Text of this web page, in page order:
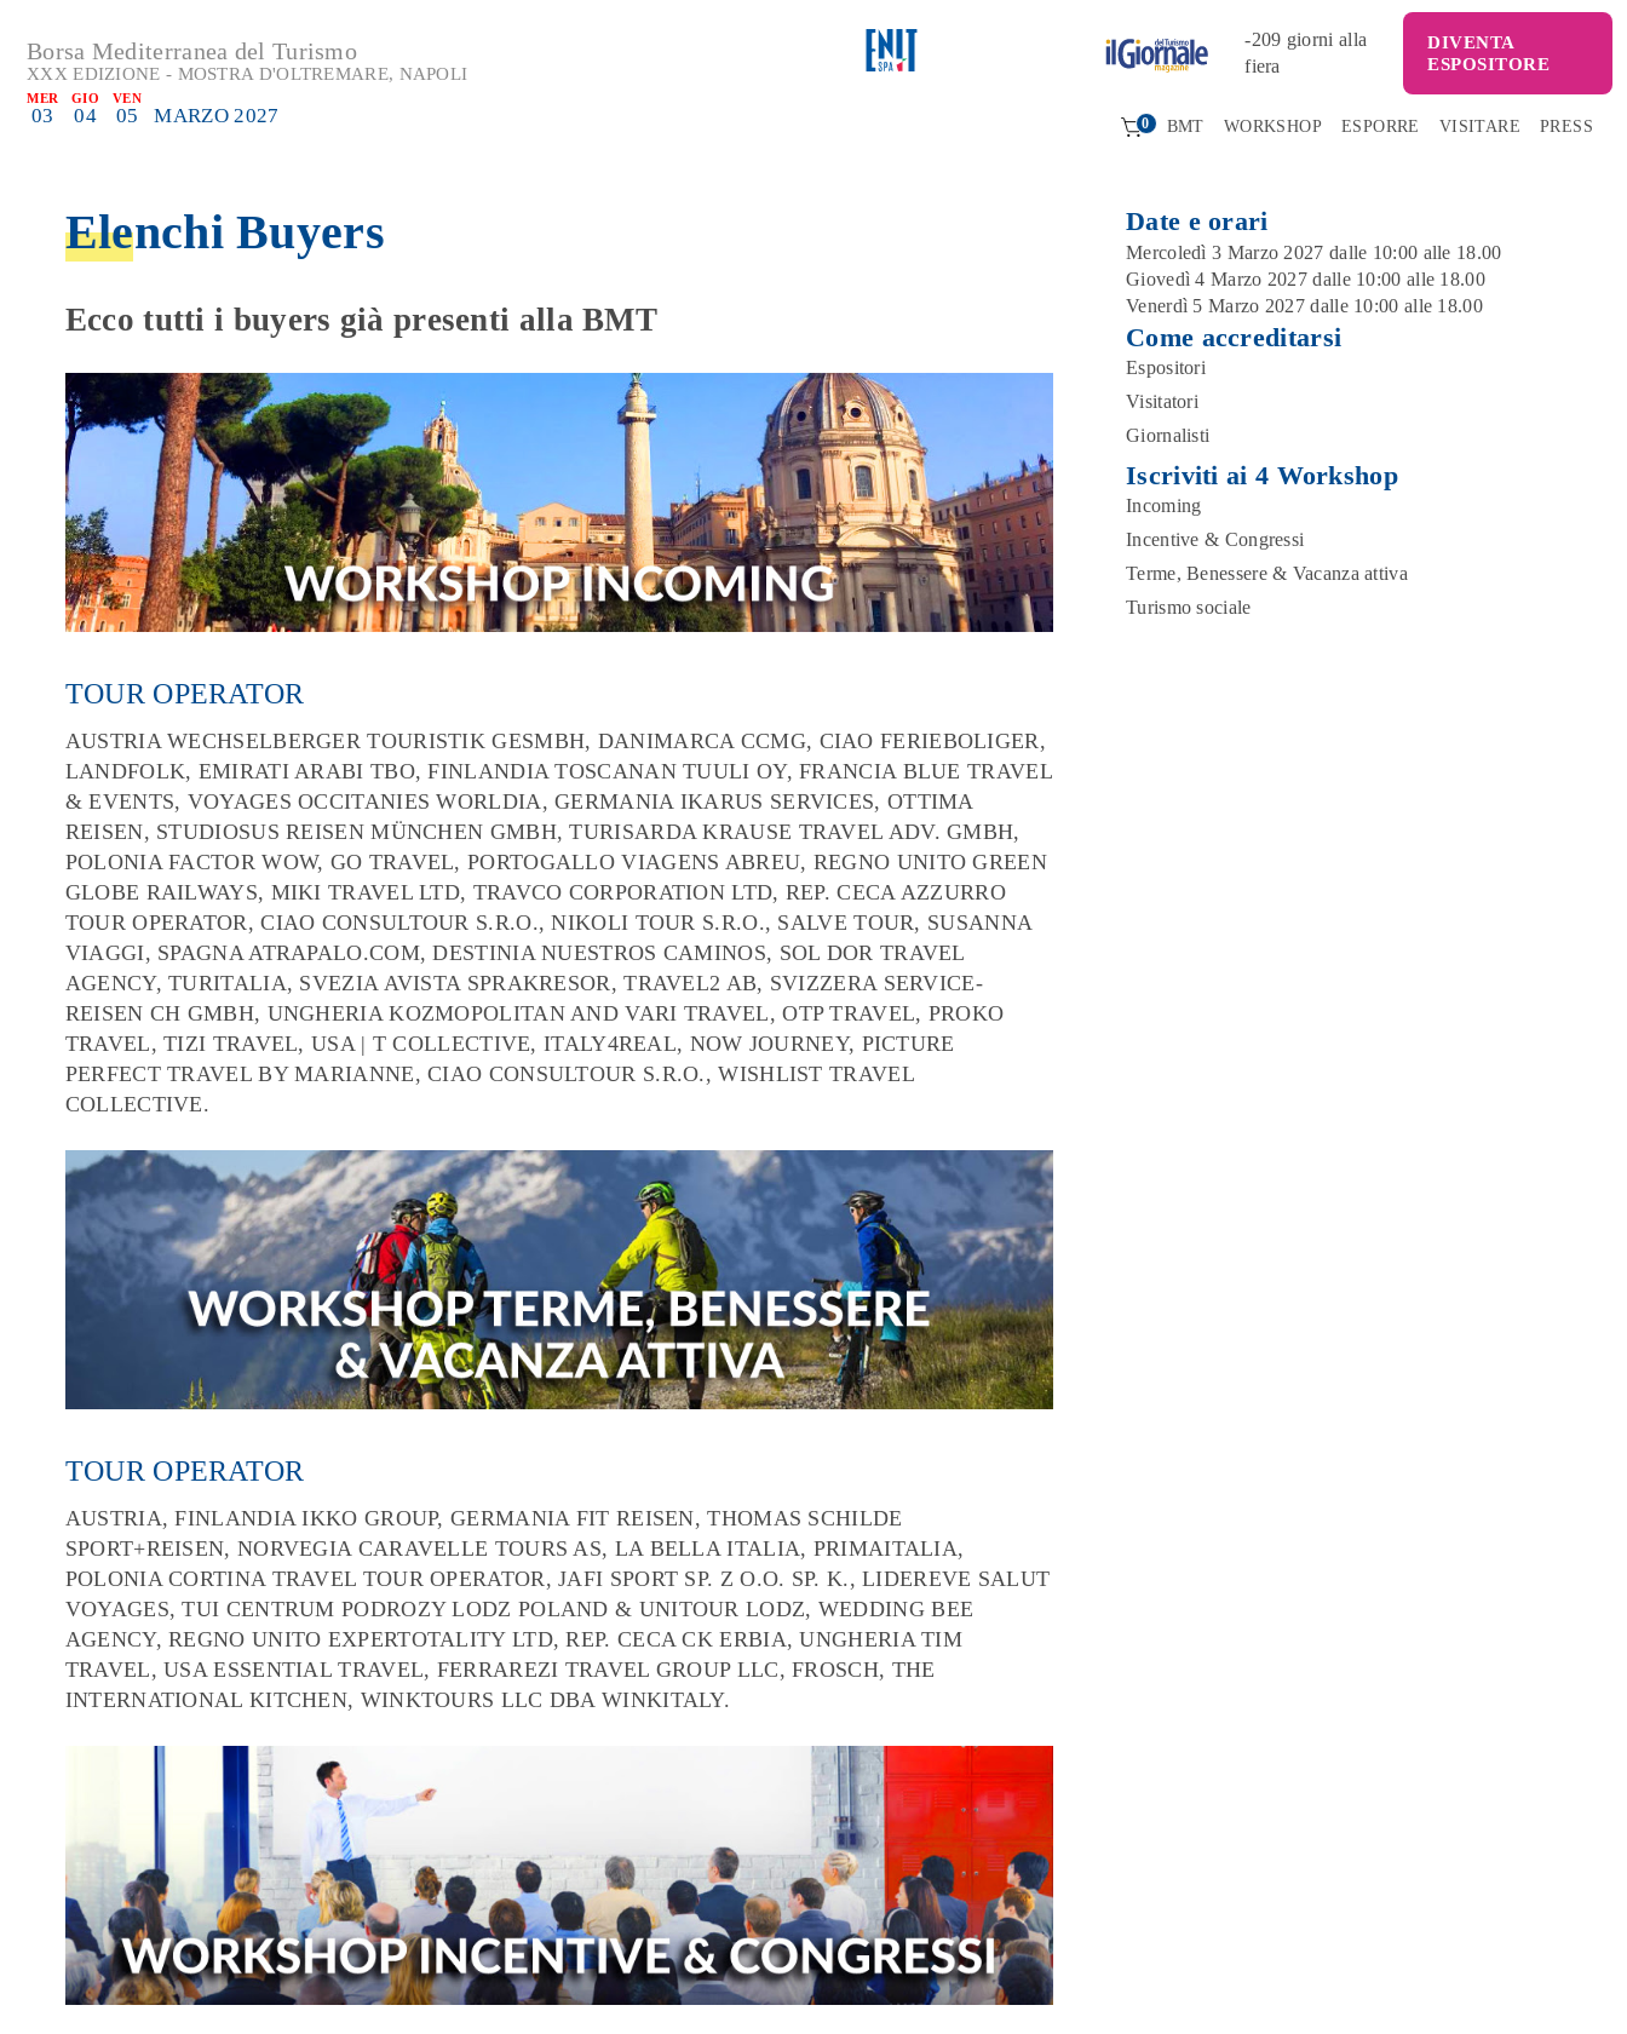
Borsa Mediterranea del Turismo
XXX EDIZIONE - MOSTRA D'OLTREMARE, NAPOLI
MER
03
GIO
04
VEN
05 MARZO 2027
-209 giorni alla
fiera
DIVENTA
ESPOSITORE
0 BMT WORKSHOP ESPORRE VISITARE PRESS
Elenchi Buyers
Ecco tutti i buyers già presenti alla BMT
TOUR OPERATOR
AUSTRIA WECHSELBERGER TOURISTIK GESMBH, DANIMARCA CCMG, CIAO FERIEBOLIGER,
LANDFOLK, EMIRATI ARABI TBO, FINLANDIA TOSCANAN TUULI OY, FRANCIA BLUE TRAVEL
& EVENTS, VOYAGES OCCITANIES WORLDIA, GERMANIA IKARUS SERVICES, OTTIMA
REISEN, STUDIOSUS REISEN MÜNCHEN GMBH, TURISARDA KRAUSE TRAVEL ADV. GMBH,
POLONIA FACTOR WOW, GO TRAVEL, PORTOGALLO VIAGENS ABREU, REGNO UNITO GREEN
GLOBE RAILWAYS, MIKI TRAVEL LTD, TRAVCO CORPORATION LTD, REP. CECA AZZURRO
TOUR OPERATOR, CIAO CONSULTOUR S.R.O., NIKOLI TOUR S.R.O., SALVE TOUR, SUSANNA
VIAGGI, SPAGNA ATRAPALO.COM, DESTINIA NUESTROS CAMINOS, SOL DOR TRAVEL
AGENCY, TURITALIA, SVEZIA AVISTA SPRAKRESOR, TRAVEL2 AB, SVIZZERA SERVICE-
REISEN CH GMBH, UNGHERIA KOZMOPOLITAN AND VARI TRAVEL, OTP TRAVEL, PROKO
TRAVEL, TIZI TRAVEL, USA | T COLLECTIVE, ITALY4REAL, NOW JOURNEY, PICTURE
PERFECT TRAVEL BY MARIANNE, CIAO CONSULTOUR S.R.O., WISHLIST TRAVEL
COLLECTIVE.
TOUR OPERATOR
AUSTRIA, FINLANDIA IKKO GROUP, GERMANIA FIT REISEN, THOMAS SCHILDE
SPORT+REISEN, NORVEGIA CARAVELLE TOURS AS, LA BELLA ITALIA, PRIMAITALIA,
POLONIA CORTINA TRAVEL TOUR OPERATOR, JAFI SPORT SP. Z O.O. SP. K., LIDEREVE SALUT
VOYAGES, TUI CENTRUM PODROZY LODZ POLAND & UNITOUR LODZ, WEDDING BEE
AGENCY, REGNO UNITO EXPERTOTALITY LTD, REP. CECA CK ERBIA, UNGHERIA TIM
TRAVEL, USA ESSENTIAL TRAVEL, FERRAREZI TRAVEL GROUP LLC, FROSCH, THE
INTERNATIONAL KITCHEN, WINKTOURS LLC DBA WINKITALY.
Date e orari
Mercoledì 3 Marzo 2027 dalle 10:00 alle 18.00
Giovedì 4 Marzo 2027 dalle 10:00 alle 18.00
Venerdì 5 Marzo 2027 dalle 10:00 alle 18.00
Come accreditarsi
Espositori
Visitatori
Giornalisti
Iscriviti ai 4 Workshop
Incoming
Incentive & Congressi
Terme, Benessere & Vacanza attiva
Turismo sociale